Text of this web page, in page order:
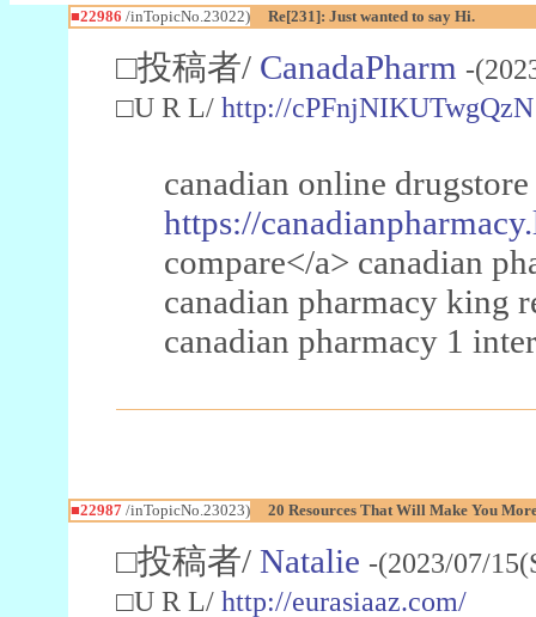
■22986 /inTopicNo.23022) Re[231]: Just wanted to say Hi.
□投稿者/ CanadaPharm -
□U R L/ http://cPFnjNIKUTwgQzN
canadian online
https://
compare</a> canadian
canadian pharmacy king
canadian pharmacy 1
■22987/inTopicNo.23023) 20 Resources That Will Make You
□投稿者/ Natalie -(2023/07/
□U R L/ http://eurasiaaz.com/